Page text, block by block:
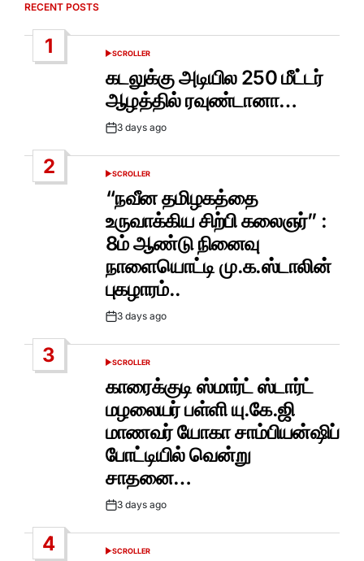
RECENT POSTS
1
POSTED
SCROLLER
கடலுக்கு அடியில 250 மீட்டர்
ஆழத்தில் ரவுண்டானா…
Post3 days ago
2
POSTED
IN
SCROLLER
“நவீன தமிழகத்தை
உருவாக்கிய சிற்பி கலைஞர்” :
8ம் ஆண்டு நினைவு
நாளையொட்டி மு.க.ஸ்டாலின்
புகழாரம்..
Post3 days ago
3
POSTED
SCROLLER
காரைக்குடி ஸ்மார்ட் ஸ்டார்ட்
மழலையர் பள்ளி யு.கே.ஜி
மாணவர் யோகா சாம்பியன்ஷிப்
போட்டியில் வென்று
சாதனை…
Post3 days ago
4
POSTED
SCROLLER